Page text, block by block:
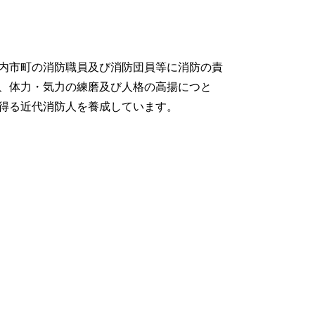
市町の消防職員及び消防団員等に消防の責
体力・気力の練磨及び人格の高揚につと
近代消防人を養成しています。